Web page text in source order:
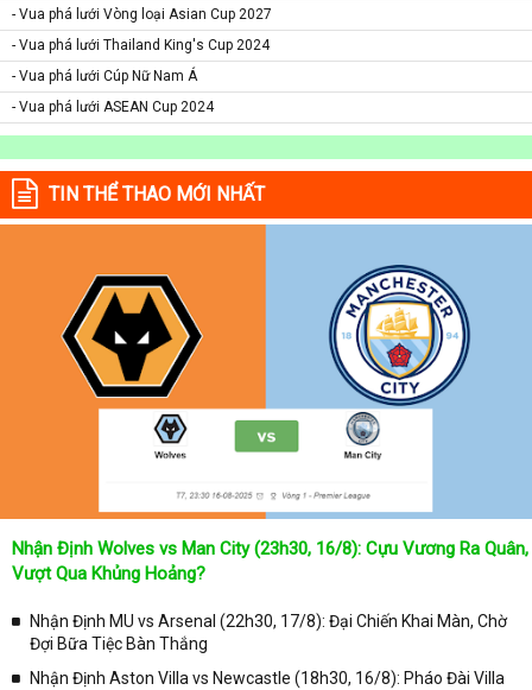
- Vua phá lưới Vòng loại Asian Cup 2027
- Vua phá lưới Thailand King's Cup 2024
- Vua phá lưới Cúp Nữ Nam Á
- Vua phá lưới ASEAN Cup 2024
TIN THỂ THAO MỚI NHẤT
Nhận Định Wolves vs Man City (23h30, 16/8): Cựu Vương Ra Quân,
Vượt Qua Khủng Hoảng?
Nhận Định MU vs Arsenal (22h30, 17/8): Đại Chiến Khai Màn, Chờ
Đợi Bữa Tiệc Bàn Thắng
Nhận Định Aston Villa vs Newcastle (18h30, 16/8): Pháo Đài Villa